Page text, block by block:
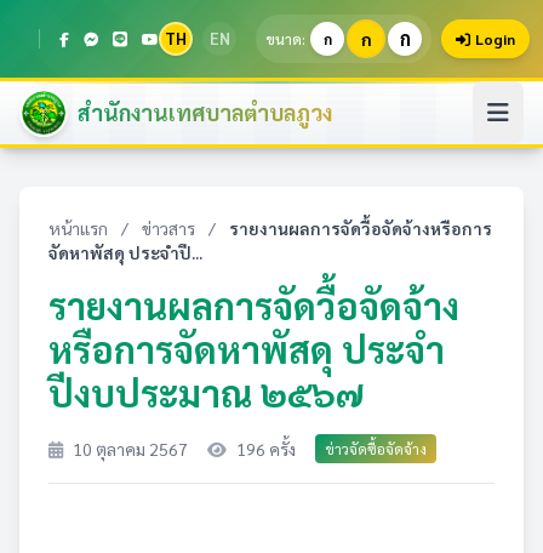
TH EN ขนาด: ก ก ก Login
สำนักงานเทศบาลตำบลภูวง
หน้าแรก / ข่าวสาร /
รายงานผลการจัดวื้อจัดจ้างหรือการ
จัดหาพัสดุ ประจำปี...
รายงานผลการจัดวื้อจัดจ้าง
หรือการจัดหาพัสดุ ประจำ
ปีงบประมาณ ๒๕๖๗
10 ตุลาคม 2567 196 ครั้ง ข่าวจัดซื้อจัดจ้าง